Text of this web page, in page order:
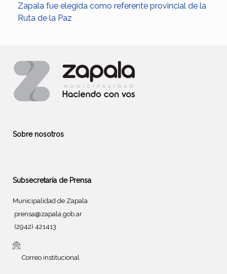
Zapala fue elegida como referente provincial de la
Ruta de la Paz
Sobre nosotros
Subsecretaría de Prensa
Municipalidad de Zapala
prensa@zapala.gob.ar
(2942) 421413
Correo institucional